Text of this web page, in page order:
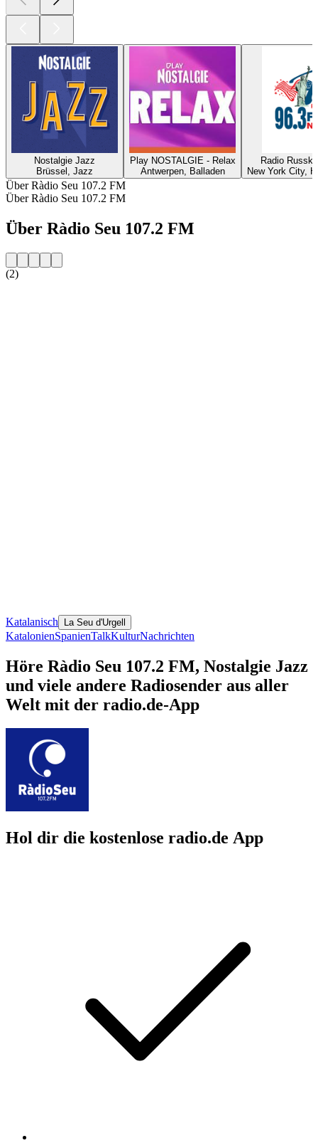
Nostalgie Jazz
Brüssel, Jazz
Play NOSTALGIE - Relax
Antwerpen, Balladen
Radio
New York City,
Über Ràdio Seu 107.2 FM
Über Ràdio Seu 107.2 FM
Über Ràdio Seu 107.2 FM
(2)
Katalanisch La Seu d'Urgell
KatalonienSpanienTalkKulturNachrichten
Höre Ràdio Seu 107.2 FM, Nostalgie Jazz
und viele andere Radiosender aus aller
Welt mit der radio.de-App
Hol dir die kostenlose radio.de App